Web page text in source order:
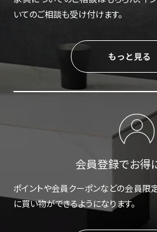
いてのご相談も受け付けます。
もっと見る
会員登録でお得
ポイントや会員クーポンなどの会員限
に買い物ができるようになります。